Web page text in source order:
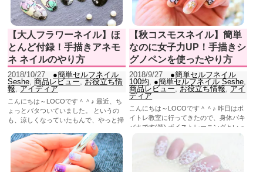
【大人フラワーネイル】ほ
とんど付録！手描きアネモ
ネ ネイルのやり方
2018/10/27
●簡単セルフネイル
Seshe, 商品レビュー, お役立ち情
報, アイディア
こんにちは～LOCOです＾＾♪ 最近、ち
ょっとバタついていました。 というの
も、涼しくなっていたもんで、やっと掃
【秋コスモスネイル】簡単
なのに女子力UP！手描きシ
グノペンを使ったやり方
2018/9/27
●簡単セルフネイル
100均, ●簡単セルフネイル Seshe,
商品レビュー, お役立ち情報, アイ
ディア
こんにちは～LOCOです＾＾♪ 昨日はボ
イトレ教室に行ってきたので、身体バキ
バキです(笑) ボイストレーニングといっ